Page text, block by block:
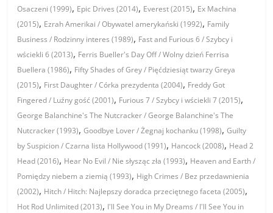
Osaczeni (1999), Epic Drives (2014), Everest (2015), Ex Machina
(2015), Ezrah Amerikai / Obywatel amerykański (1992), Family
Business / Rodzinny interes (1989), Fast and Furious 6 / Szybcy i
wściekli 6 (2013), Ferris Bueller's Day Off / Wolny dzień Ferrisa
Buellera (1986), Fifty Shades of Grey / Pięćdziesiąt twarzy Greya
(2015), First Daughter / Córka prezydenta (2004), Freddy Got
Fingered / Luźny gość (2001), Furious 7 / Szybcy i wściekli 7 (2015),
George Balanchine's The Nutcracker / George Balanchine's The
Nutcracker (1993),Goodbye Lover / Żegnaj kochanku (1998),Guilty
by Suspicion / Czarna lista Hollywood (1991), Hancock (2008), Head 2
Head (2016), Hear No Evil / Nie słysząc zła (1993), Heaven and Earth /
Pomiędzy niebem a ziemią (1993), High Crimes / Bez przedawnienia
(2002), Hitch / Hitch: Najlepszy doradca przeciętnego faceta (2005),
Hot Rod Unlimited (2013), I'll See You in My Dreams / I'll See You in